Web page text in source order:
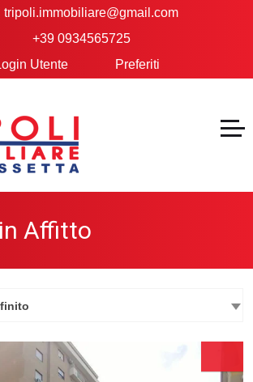
tripoli.immobiliare@gmail.com
+39 0934565725
Utente
Preferiti
Affitto